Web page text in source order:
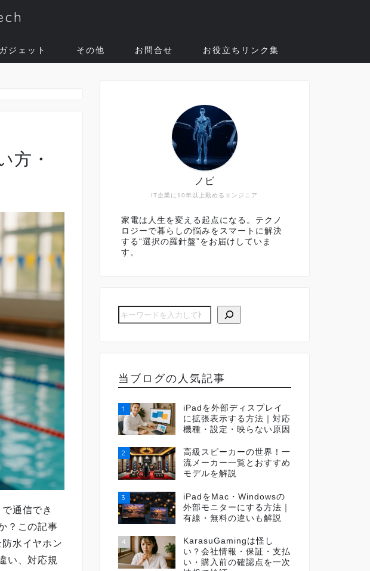
ガジェット その他 お問合せ お役立ちリンク集
方・
通信でき
？この記事
水イヤホン
い、対応規
IT企業に10年以上勤めるエンジニア
ノビ
家電は人生を変える起点になる。テクノ
ロジーで暮らしの悩みをスマートに解決
する“選択の羅針盤”をお届けしていま
す。
当ブログの人気記事
1
iPadを外部ディスプレイ
に拡張表示する方法｜対応
機種・設定・映らない原因
2
高級スピーカーの世界！一
流メーカー一覧とおすすめ
モデルを解説
3
iPadをMac・Windowsの
外部モニターにする方法｜
有線・無料の違いも解説
4
KarasuGamingは怪し
い？会社情報・保証・支払
い・購入前の確認点を一次